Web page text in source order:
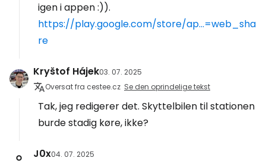
igen i appen :)).
https://play.google.com/store/ap...=web_sha
re
Kryštof Hájek03. 07. 2025
Oversat fra cestee.cz Se den oprindelige tekst
Tak, jeg redigerer det. Skyttelbilen til stationen
burde stadig køre, ikke?
J0x04. 07. 2025